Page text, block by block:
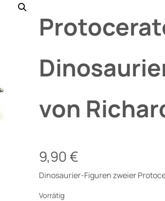
von
9,90 €
Dinosaurier-Figuren zweier
Vorrätig